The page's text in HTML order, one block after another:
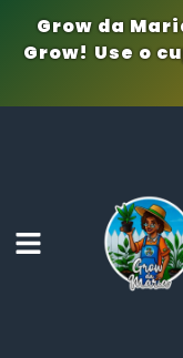
Grow da
Grow! Use o